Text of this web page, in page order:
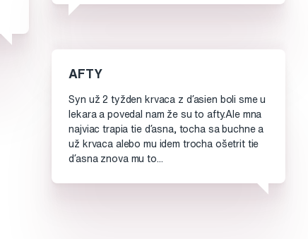
AFTY
Syn už 2 tyžden krvaca z ďasien boli sme u
lekara a povedal nam že su to afty.Ale mna
najviac trapia tie ďasna, tocha sa buchne a
už krvaca alebo mu idem trocha ošetrit tie
ďasna znova mu to...